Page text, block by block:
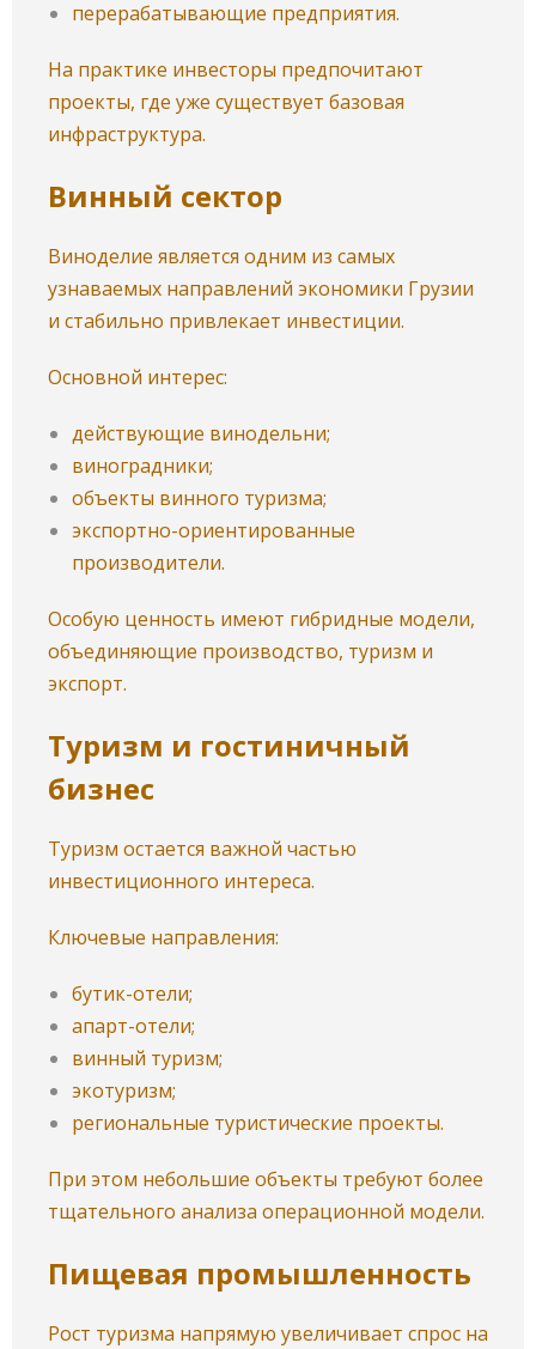
перерабатывающие предприятия.
На практике инвесторы предпочитают
проекты, где уже существует базовая
инфраструктура.
Винный сектор
Виноделие является одним из самых
узнаваемых направлений экономики Грузии
и стабильно привлекает инвестиции.
Основной интерес:
действующие винодельни;
виноградники;
объекты винного туризма;
экспортно-ориентированные
производители.
Особую ценность имеют гибридные модели,
объединяющие производство, туризм и
экспорт.
Туризм и гостиничный
бизнес
Туризм остается важной частью
инвестиционного интереса.
Ключевые направления:
бутик-отели;
апарт-отели;
винный туризм;
экотуризм;
региональные туристические проекты.
При этом небольшие объекты требуют более
тщательного анализа операционной модели.
Пищевая промышленность
Рост туризма напрямую увеличивает спрос на